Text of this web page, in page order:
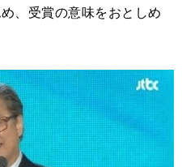
、受賞の意味をおとしめ